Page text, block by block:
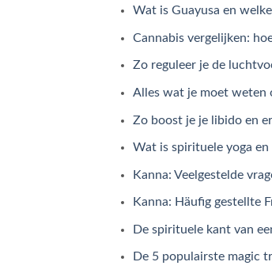
Wat is Guayusa en
Cannabis vergelijken:
Zo reguleer je de
Alles wat je moet weten
Zo boost je je libido en
Wat is spirituele yoga en
Kanna: Veelgestelde
Kanna: Häufig gestellte
De spirituele kant van
De 5 populairste magic